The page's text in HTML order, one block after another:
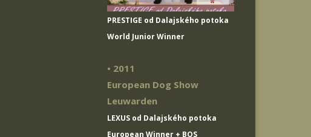
PRESTIGE od Dalajského potoka
World Junior Winner
• 2011
European Dog Show
Leuwarden
LEXUS od Dalajského potoka
European Winner + BOS